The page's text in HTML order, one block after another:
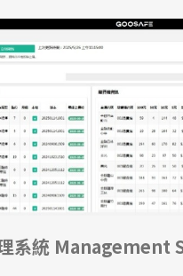
系統 Management